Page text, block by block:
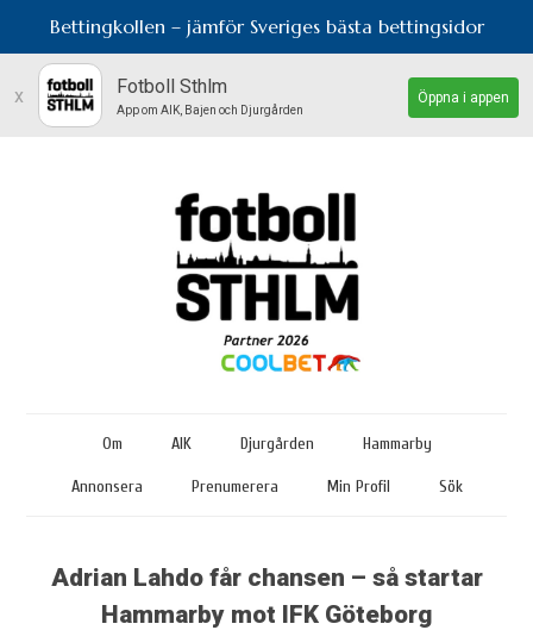
Bettingkollen – jämför Sveriges bästa bettingsidor
x Fotboll Sthlm
App om AIK, Bajen och Djurgården
Öppna i appen
Om AIK Djurgården Hammarby
Annonsera Prenumerera Min Profil Sök
Adrian Lahdo får chansen – så startar
Hammarby mot IFK Göteborg